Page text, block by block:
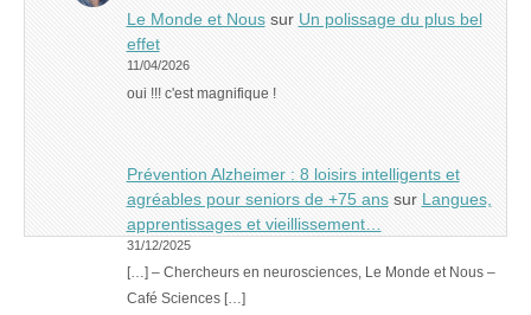
Le Monde et Noussur Un polissage du plus bel
effet
11/04/2026
oui !!! c'est magnifique !
Prévention Alzheimer : 8 loisirs intelligents et
agréables pour seniors de +75 anssur Langues,
apprentissages et vieillissement…
31/12/2025
[…] – Chercheurs en neurosciences, Le Monde et Nous –
Café Sciences […]